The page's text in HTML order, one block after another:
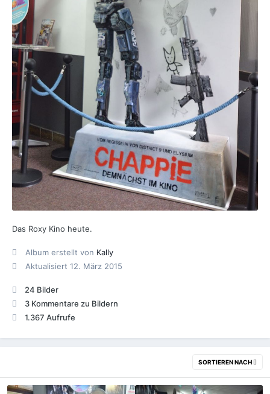
Das Roxy Kino heute.
Album erstellt von Kally
Aktualisiert12. März 2015
24 Bilder
3 Kommentare zu Bildern
1.367 Aufrufe
SORTIEREN NACH